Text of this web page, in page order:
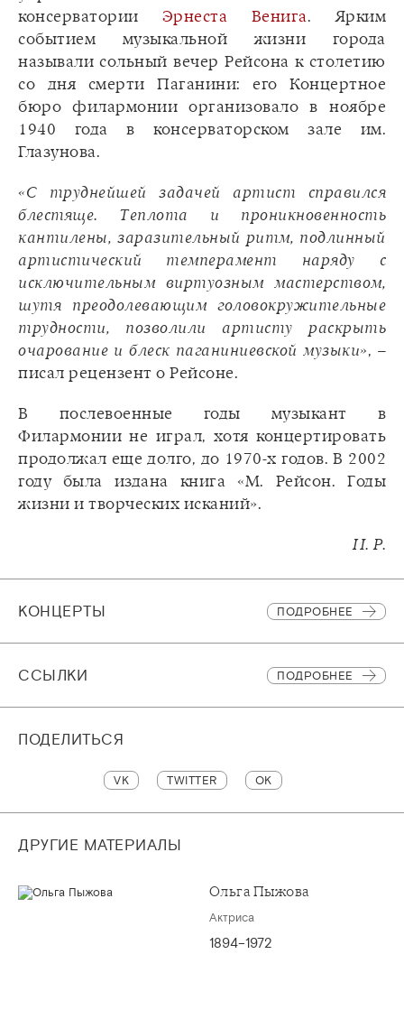
консерватории Эрнеста Венига. Ярким
событием музыкальной жизни города
называли сольный вечер Рейсона к столетию
со дня смерти Паганини: его Концертное
бюро филармонии организовало в ноябре
1940 года в консерваторском зале им.
Глазунова.
«С труднейшей задачей артист справился
блестяще. Теплота и проникновенность
кантилены, заразительный ритм, подлинный
артистический темперамент наряду с
исключительным виртуозным мастерством,
шутя преодолевающим головокружительные
трудности, позволили артисту раскрыть
очарование и блеск паганиниевской музыки», –
писал рецензент о Рейсоне.
В послевоенные годы музыкант в
Филармонии не играл, хотя концертировать
продолжал еще долго, до 1970-х годов. В 2002
году была издана книга «М. Рейсон. Годы
жизни и творческих исканий».
И. Р.
КОНЦЕРТЫ ПОДРОБНЕЕ
CСЫЛКИ ПОДРОБНЕЕ
ПОДЕЛИТЬСЯ
VK TWITTER OK
ДРУГИЕ МАТЕРИАЛЫ
Ольга Пыжова
Актриса
1894–1972